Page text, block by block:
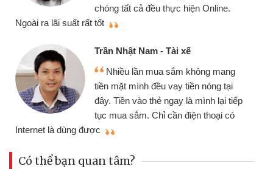
chóng tất cả đều thực hiện Online.
Ngoài ra lãi suất rất tốt
Trần Nhật Nam - Tài xế
Nhiều lần mua sắm không mang
tiền mặt mình đều vay tiền nóng tại
đây. Tiền vào thẻ ngay là mình lại tiếp
tục mua sắm. Chỉ cần điện thoại có
Internet là dùng được
Có thể bạn quan tâm?